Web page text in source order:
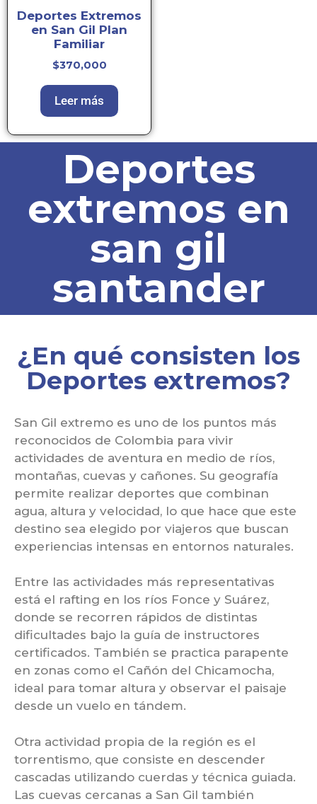
Deportes Extremos
en San Gil Plan
Familiar
$370,000
Leer más
Deportes
extremos en
san gil
santander
¿En qué consisten los
Deportes extremos?
San Gil extremo es uno de los puntos más
reconocidos de Colombia para vivir
actividades de aventura en medio de ríos,
montañas, cuevas y cañones. Su geografía
permite realizar deportes que combinan
agua, altura y velocidad, lo que hace que este
destino sea elegido por viajeros que buscan
experiencias intensas en entornos naturales.
Entre las actividades más representativas
está el rafting en los ríos Fonce y Suárez,
donde se recorren rápidos de distintas
dificultades bajo la guía de instructores
certificados. También se practica parapente
en zonas como el Cañón del Chicamocha,
ideal para tomar altura y observar el paisaje
desde un vuelo en tándem.
Otra actividad propia de la región es el
torrentismo, que consiste en descender
cascadas utilizando cuerdas y técnica guiada.
Las cuevas cercanas a San Gil también